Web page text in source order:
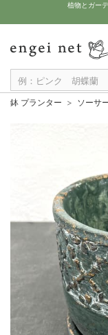
植物とガー
鉢 プランター ソーサ